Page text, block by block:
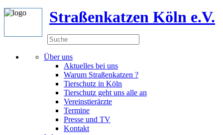
Straßenkatzen Köln e.V.
Über uns
Aktuelles bei uns
Warum Straßenkatzen ?
Tierschutz in Köln
Tierschutz geht uns alle an
Vereinstierärzte
Termine
Presse und TV
Kontakt